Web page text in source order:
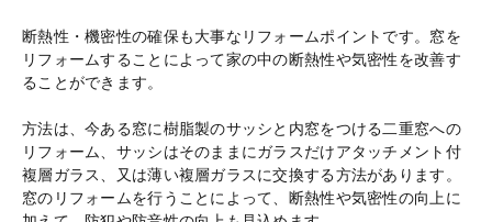
断熱性・機密性の確保も大事なリフォームポイントです。窓を
リフォームすることによって家の中の断熱性や気密性を改善す
ることができます。
方法は、今ある窓に樹脂製のサッシと内窓をつける二重窓への
リフォーム、サッシはそのままにガラスだけアタッチメント付
複層ガラス、又は薄い複層ガラスに交換する方法があります。
窓のリフォームを行うことによって、断熱性や気密性の向上に